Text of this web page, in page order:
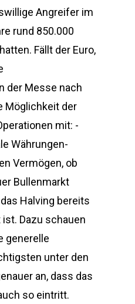
Angreifer im
rund 850.000
Fällt der Euro,
der Messe nach
Möglichkeit der
mit: -
Währungen-
Vermögen, ob
Bullenmarkt
Halving bereits
Dazu schauen
generelle
unter den
an, dass das
so eintritt.